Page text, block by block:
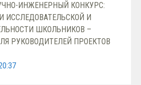
ИНЖЕНЕРНЫЙ КОНКУРС:
ИССЛЕДОВАТЕЛЬСКОЙ И
ШКОЛЬНИКОВ –
РУКОВОДИТЕЛЕЙ ПРОЕКТОВ